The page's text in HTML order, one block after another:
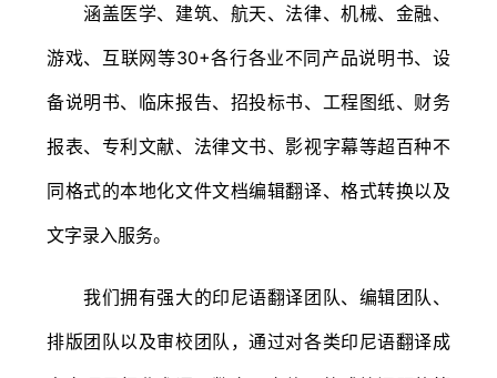
涵盖医学、建筑、航天、法律、机械、金融、
游戏、互联网等30+各行各业不同产品说明书、设
备说明书、临床报告、招投标书、工程图纸、财务
报表、专利文献、法律文书、影视字幕等超百种不
同格式的本地化文件文档编辑翻译、格式转换以及
文字录入服务。
我们拥有强大的印尼语翻译团队、编辑团队、
排版团队以及审校团队，通过对各类印尼语翻译成